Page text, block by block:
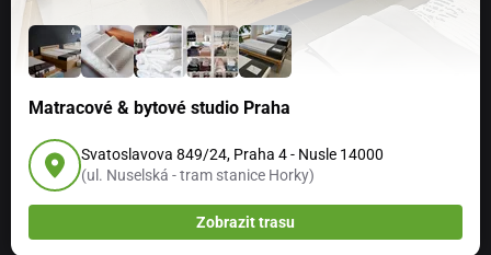
Matracové & bytové studio Praha
Svatoslavova 849/24, Praha 4 - Nusle 14000
(ul. Nuselská - tram stanice Horky)
Zobrazit trasu